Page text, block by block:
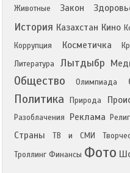
Животные
Закон
История Казахстан Кино
Коррупция Косметичка
Литература Лытдыбр
Общество Олимпиада
Политика Природа
Разоблачения
Реклама
Страны
ТВ и СМИ
Троллинг Финансы Фото